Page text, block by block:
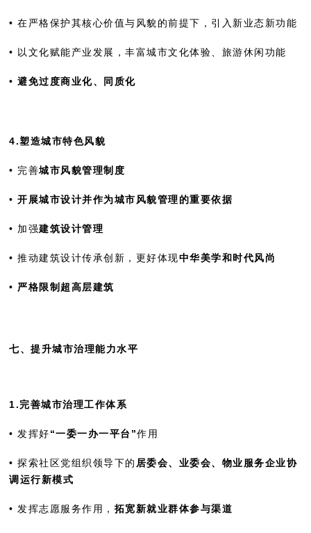
• 在严格保护其核心价值与风貌的前提下，引入新业态新功能
• 以文化赋能产业发展，丰富城市文化体验、旅游休闲功能
•避免过度商业化、同质化
4.塑造城市特色风貌
• 完善城市风貌管理制度
• 开展城市设计并作为城市风貌管理的重要依据
• 加强建筑设计管理
• 推动建筑设计传承创新，更好体现中华美学和时代风尚
• 严格限制超高层建筑
七、提升城市治理能力水平
1.完善城市治理工作体系
• 发挥好“一委一办一平台”作用
• 探索社区党组织领导下的 居委会、业委会、物业服务企业协
调运行新模式
• 发挥志愿服务作用， 拓宽新就业群体参与渠道